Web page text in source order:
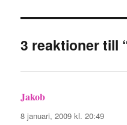
3 reaktioner till
Jakob
8 januari, 2009 kl. 20:49